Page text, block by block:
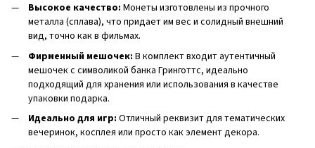
Высокое качество: Монеты изготовлены из прочного
металла (сплава), что придает им вес и солидный внешний
вид, точно как в фильмах.
Фирменный мешочек: В комплект входит аутентичный
мешочек с символикой банка Гринготтс, идеально
подходящий для хранения или использования в качестве
упаковки подарка.
Идеально для игр: Отличный реквизит для тематических
вечеринок, косплея или просто как элемент декора.